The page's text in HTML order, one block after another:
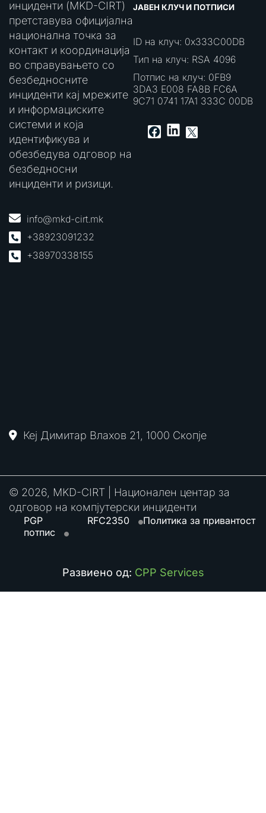
инциденти (MKD-CIRT)
претставува официјална
национална точка за
контакт и координација
во справувањето со
безбедносните
инциденти кај мрежите
и информациските
системи и која
идентификува и
обезбедува одговор на
безбедносни
инциденти и ризици.
info@mkd-cirt.mk
+38923091232
+38970338155
ЈАВЕН КЛУЧ И ПОТПИСИ
ID на клуч: 0x333C00DB
Тип на клуч: RSA 4096
Потпис на клуч: 0FB9
3DA3 E008 FA8B FC6A
9C71 0741 17A1 333C 00DB
Facebook
LinkedIn
X
Кеј Димитар Влахов 21, 1000 Скопје
© 2026, MKD-CIRT | Национален центар за
одговор на компјутерски инциденти
PGP
потпис
RFC2350 Политика за привантост
Развиено од: CPP Services